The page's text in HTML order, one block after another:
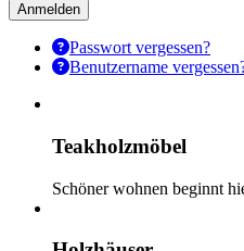
Anmelden
Passwort vergessen?
Benutzername
Teakholzmöbel
Schöner wohnen beginnt